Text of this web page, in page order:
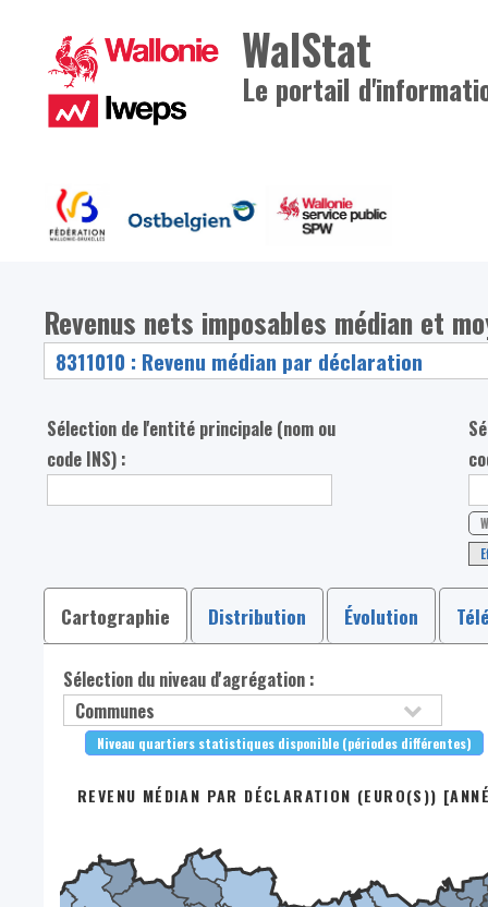
WalStat
Le portail
Revenus nets imposables médian et
Sélection de l'entité principale (nom ou
code INS) :
Cartographie Distribution Évolution
Sélection du niveau d'agrégation :
Niveau quartiers statistiques disponible (périodes différentes)
REVENU MÉDIAN PAR DÉCLARATION (EURO(S))